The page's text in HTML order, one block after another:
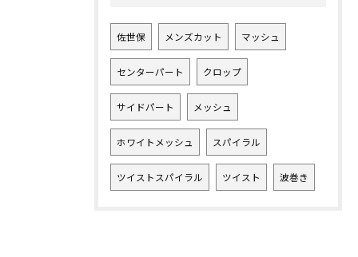
佐世保 メンズカット マッシュ
センターパート クロップ
サイドパート メッシュ
ホワイトメッシュ スパイラル
ツイストスパイラル ツイスト 波巻き